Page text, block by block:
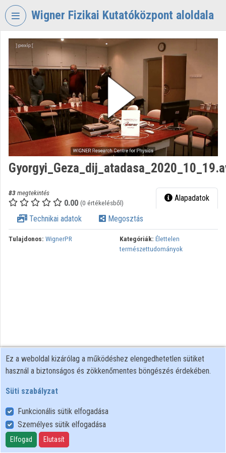
Fejléc kihagyása
Wigner Fizikai Kutatóközpont aloldala
VIDEOTORIUM
WIGNER
FIZIKAI
KUTATÓKÖZPONT
Intézményi kezdőlap
Bejelentkezés
Intézményi listák
Intézmények
83megtekintés
0.00 (0 értékelésből) Alapadatok
Technikai adatok Megosztás
Tulajdonos: WignerPR Kategóriák: Élettelen
természettudományok
Felhasználói szabályzat
Adatkezelési tájékoztató
Süti szabályzat
Ez a weboldal kizárólag a működéshez elengedhetetlen sütiket
használ a biztonságos és zökkenőmentes böngészés érdekében.
Süti szabályzat
Funkcionális sütik elfogadása
Személyes sütik elfogadása
Elfogad Elutasít